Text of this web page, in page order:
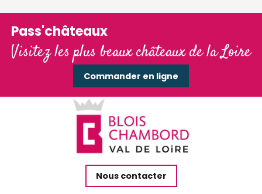
Pass'châteaux
Visitez les plus beaux châteaux de la Loire
Commander en ligne
Nous contacter